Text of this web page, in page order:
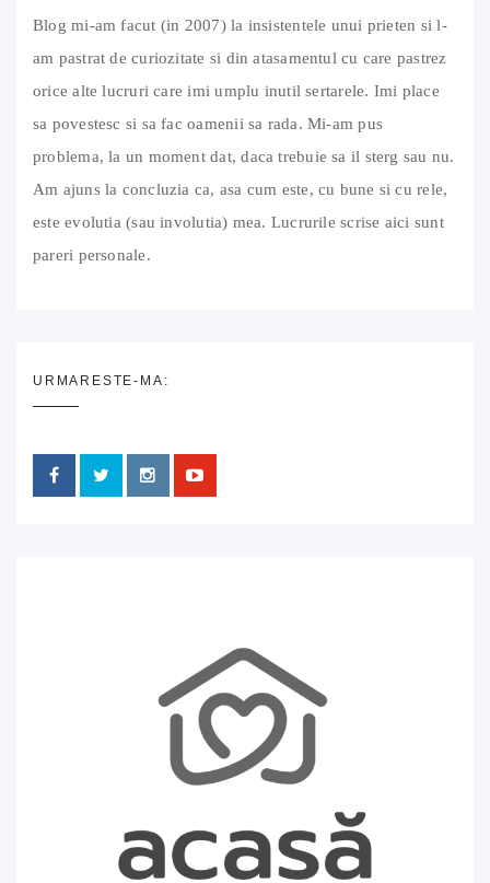
Blog mi-am facut (in 2007) la insistentele unui prieten si l-
am pastrat de curiozitate si din atasamentul cu care pastrez
orice alte lucruri care imi umplu inutil sertarele. Imi place
sa povestesc si sa fac oamenii sa rada. Mi-am pus
problema, la un moment dat, daca trebuie sa il sterg sau nu.
Am ajuns la concluzia ca, asa cum este, cu bune si cu rele,
este evolutia (sau involutia) mea. Lucrurile scrise aici sunt
pareri personale.
URMARESTE-MA: